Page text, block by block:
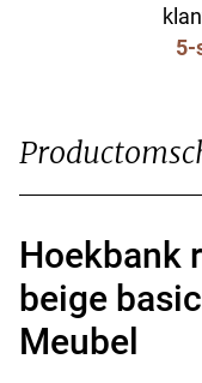
5-
Hoekbank
beige
Meubel